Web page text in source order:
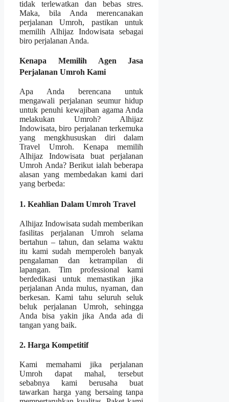
tidak terlewatkan dan bebas stres.
Maka, bila Anda merencanakan
perjalanan Umroh, pastikan untuk
memilih Alhijaz Indowisata sebagai
biro perjalanan Anda.
Kenapa Memilih Agen Jasa
Perjalanan Umroh Kami
Apa Anda berencana untuk
mengawali perjalanan seumur hidup
untuk penuhi kewajiban agama Anda
melakukan Umroh? Alhijaz
Indowisata, biro perjalanan terkemuka
yang mengkhususkan diri dalam
Travel Umroh. Kenapa memilih
Alhijaz Indowisata buat perjalanan
Umroh Anda? Berikut ialah beberapa
alasan yang membedakan kami dari
yang berbeda:
1. Keahlian Dalam Umroh Travel
Alhijaz Indowisata sudah memberikan
fasilitas perjalanan Umroh selama
bertahun – tahun, dan selama waktu
itu kami sudah memperoleh banyak
pengalaman dan ketrampilan di
lapangan. Tim professional kami
berdedikasi untuk memastikan jika
perjalanan Anda mulus, nyaman, dan
berkesan. Kami tahu seluruh seluk
beluk perjalanan Umroh, sehingga
Anda bisa yakin jika Anda ada di
tangan yang baik.
2. Harga Kompetitif
Kami memahami jika perjalanan
Umroh dapat mahal, tersebut
sebabnya kami berusaha buat
tawarkan harga yang bersaing tanpa